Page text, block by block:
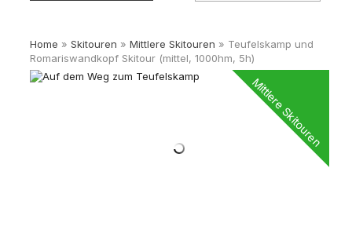
Home » Skitouren » Mittlere Skitouren » Teufelskamp und
Romariswandkopf Skitour (mittel, 1000hm, 5h)
Mittlere Skitouren